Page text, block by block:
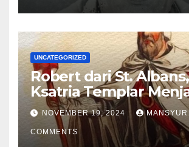
UNCATEGORIZED
Robert dari St.
Ksatria Templar
Komandan Pasukan
Shalahuddin Merebut
Kembali Yerusalem
NOVEMBER 19, 2024
COMMENTS